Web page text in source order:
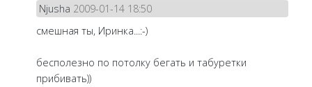
Njusha 2009-01-14 18:50
смешная ты, Иринка...:-)
бесполезно по потолку бегать и табуретки
прибивать))